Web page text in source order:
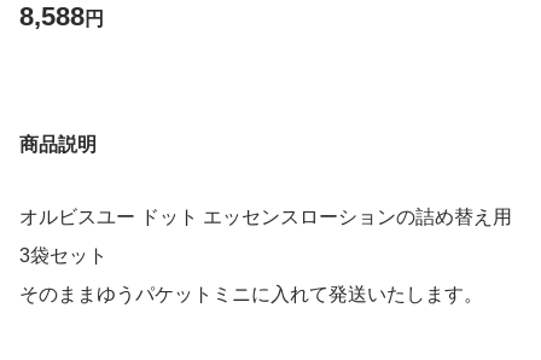
8,588円
商品説明
オルビスユー ドット エッセンスローションの詰め替え用
3袋セット
そのままゆうパケットミニに入れて発送いたします。